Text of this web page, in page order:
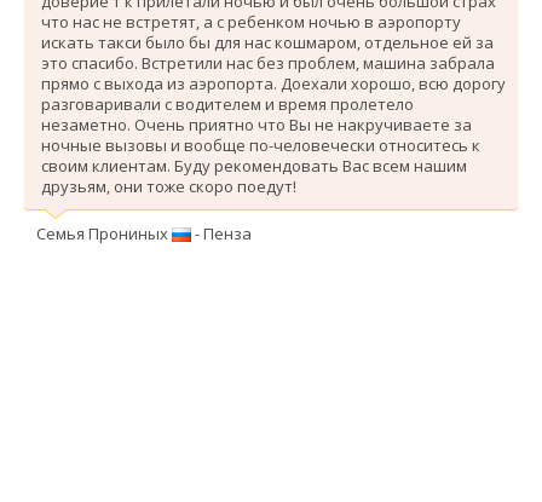
что нас не встретят, а с ребенком ночью в аэропорту
искать такси было бы для нас кошмаром, отдельное ей за
это спасибо. Вcтретили нас без проблем, машина забрала
прямо с выхода из аэропорта. Доехали хорошо, всю дорогу
разговаривали с водителем и время пролетело
незаметно. Очень приятно что Вы не накручиваете за
ночные вызовы и вообще по-человечески относитесь к
своим клиентам. Буду рекомендовать Вас всем нашим
друзьям, они тоже скоро поедут!
Семья Прониных - Пенза